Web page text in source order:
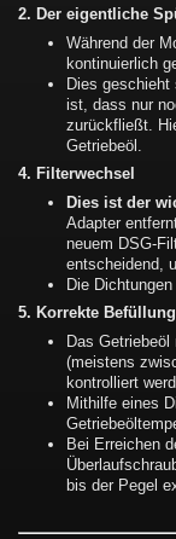
2. Der eigentliche
Während der
kontinuierlich
Dies
ist, dass nur
zurückfließt.
Getriebeöl.
4. Filterwechsel
Dies ist der
Adapter
neuem DSG-
entscheidend,
Die Dichtungen
5. Korrekte
Das
(meistens
kontrolliert
Mithilfe eines
Bei Erreichen
bis der Pegel